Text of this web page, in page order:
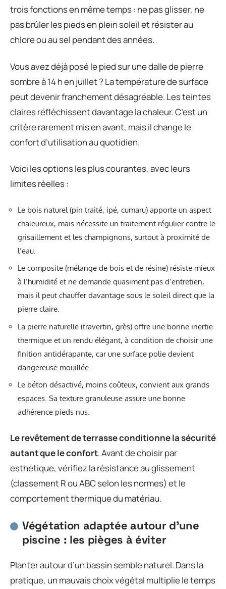
trois fonctions en même temps : ne pas glisser, ne
pas brûler les pieds en plein soleil et résister au
chlore ou au sel pendant des années.
Vous avez déjà posé le pied sur une dalle de pierre
sombre à 14 h en juillet ? La température de surface
peut devenir franchement désagréable. Les teintes
claires réfléchissent davantage la chaleur. C’est un
critère rarement mis en avant, mais il change le
confort d’utilisation au quotidien.
Voici les options les plus courantes, avec leurs
limites réelles :
Le bois naturel (pin traité, ipé, cumaru) apporte un aspect
chaleureux, mais nécessite un traitement régulier contre le
grisaillement et les champignons, surtout à proximité de
l’eau.
Le composite (mélange de bois et de résine) résiste mieux
à l’humidité et ne demande quasiment pas d’entretien,
mais il peut chauffer davantage sous le soleil direct que la
pierre claire.
La pierre naturelle (travertin, grès) offre une bonne inertie
thermique et un rendu élégant, à condition de choisir une
finition antidérapante, car une surface polie devient
dangereuse mouillée.
Le béton désactivé, moins coûteux, convient aux grands
espaces. Sa texture granuleuse assure une bonne
adhérence pieds nus.
Le revêtement de terrasse conditionne la sécurité
autant que le confort. Avant de choisir par
esthétique, vérifiez la résistance au glissement
(classement R ou ABC selon les normes) et le
comportement thermique du matériau.
Végétation adaptée autour d’une
piscine : les pièges à éviter
Planter autour d’un bassin semble naturel. Dans la
pratique, un mauvais choix végétal multiplie le temps